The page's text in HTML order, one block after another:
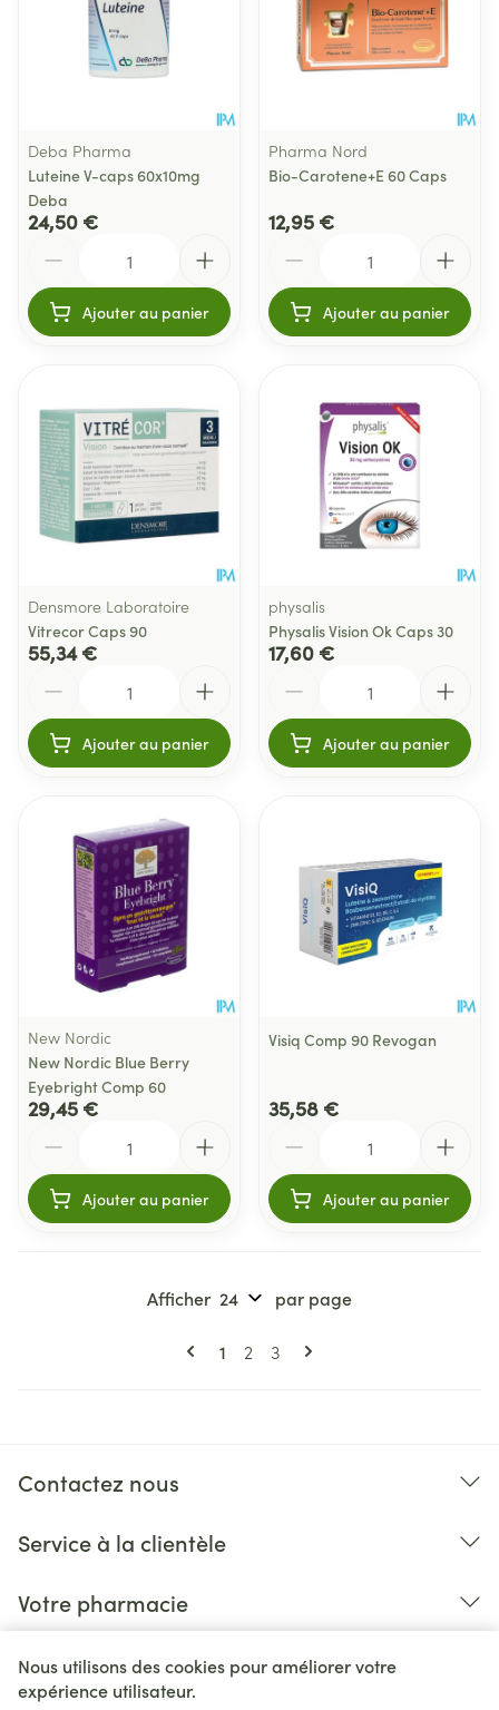
Nous utilisons des cookies pour améliorer votre
expérience utilisateur.
Deba Pharma
Luteine V-caps 60x10mg
Deba
24,50 €
Ajouter au panier
Pharma Nord
Bio-Carotene+E 60 Caps
12,95 €
Ajouter au panier
Densmore Laboratoire
Vitrecor Caps 90
55,34 €
Ajouter au panier
physalis
Physalis Vision Ok Caps 30
17,60 €
Ajouter au panier
New Nordic
New Nordic Blue Berry
Eyebright Comp 60
29,45 €
Ajouter au panier
Visiq Comp 90 Revogan
35,58 €
Ajouter au panier
Pages
Vous lisez actuellement la page
1 Page
2 Page
3
Afficher par page
Contactez nous
Service à la clientèle
Votre pharmacie